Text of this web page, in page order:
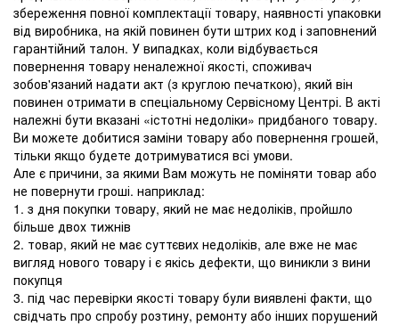
збереження повної комплектації товару, наявності упаковки
від виробника, на якій повинен бути штрих код і заповнений
гарантійний талон. У випадках, коли відбувається
повернення товару неналежної якості, споживач
зобов'язаний надати акт (з круглою печаткою), який він
повинен отримати в спеціальному Сервісному Центрі. В акті
належні бути вказані «істотні недоліки» придбаного товару.
Ви можете добитися заміни товару або повернення грошей,
тільки якщо будете дотримуватися всі умови.
Але є причини, за якими Вам можуть не поміняти товар або
не повернути гроші. наприклад:
1. з дня покупки товару, який не має недоліків, пройшло
більше двох тижнів
2. товар, який не має суттєвих недоліків, але вже не має
вигляд нового товару і є якісь дефекти, що виникли з вини
покупця
3. під час перевірки якості товару були виявлені факти, що
свідчать про спробу розтину, ремонту або інших порушений